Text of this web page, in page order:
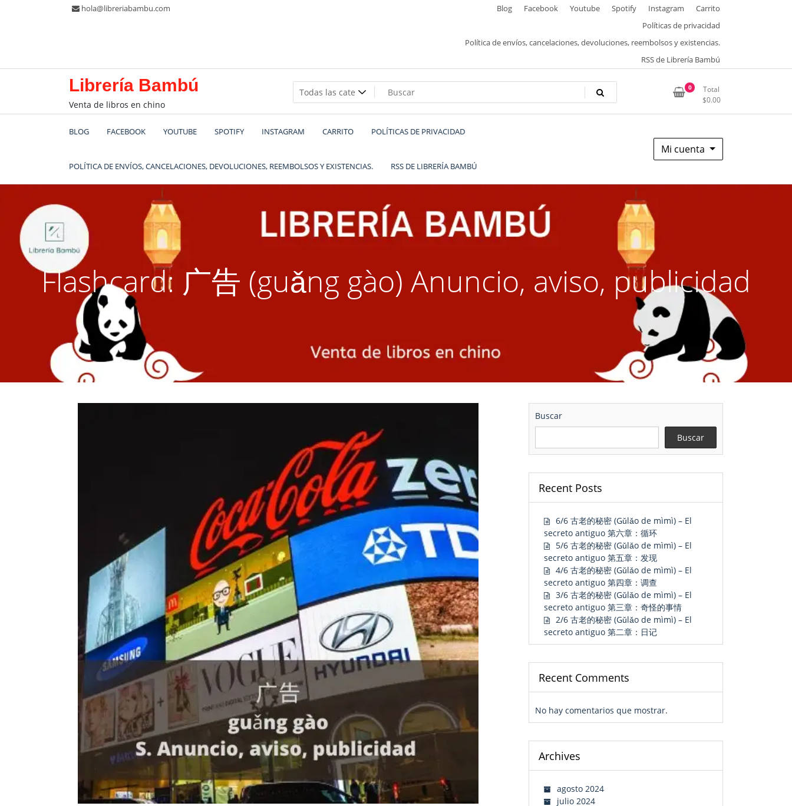
hola@libreriabambu.com Blog Facebook Youtube Spotify Instagram
Carrito
Políticas de privacidad
Política de envíos, cancelaciones, devoluciones, reembolsos y existencias.
RSS de Librería Bambú
Librería Bambú
Venta de libros en chino
0
Total
$0.00
BLOG FACEBOOK YOUTUBE SPOTIFY INSTAGRAM CARRITO POLÍTICAS DE PRIVACIDAD
POLÍTICA DE ENVÍOS, CANCELACIONES, DEVOLUCIONES, REEMBOLSOS Y EXISTENCIAS. RSS DE LIBRERÍA BAMBÚ
Mi cuenta
Flashcard: 广告 (guǎng gào) Anuncio, aviso, publicidad
Buscar
Buscar
Recent Posts
6/6 古老的秘密 (Gǔlǎo de mìmì) – El
secreto antiguo 第六章：循环
5/6 古老的秘密 (Gǔlǎo de mìmì) – El
secreto antiguo 第五章：发现
4/6 古老的秘密 (Gǔlǎo de mìmì) – El
secreto antiguo 第四章：调查
3/6 古老的秘密 (Gǔlǎo de mìmì) – El
secreto antiguo 第三章：奇怪的事情
2/6 古老的秘密 (Gǔlǎo de mìmì) – El
secreto antiguo 第二章：日记
Recent Comments
No hay comentarios que mostrar.
Archives
agosto 2024
julio 2024